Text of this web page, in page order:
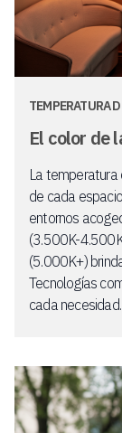
TEMPERATURA
El color de
La temperatura
de cada
entornos
(3.500K-
(5.000K+)
Tecnologías
cada necesidad.